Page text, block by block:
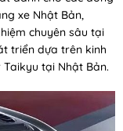
xe Nhật Bản,
chuyên sâu tại
triển dựa trên kinh
tại Nhật Bản.